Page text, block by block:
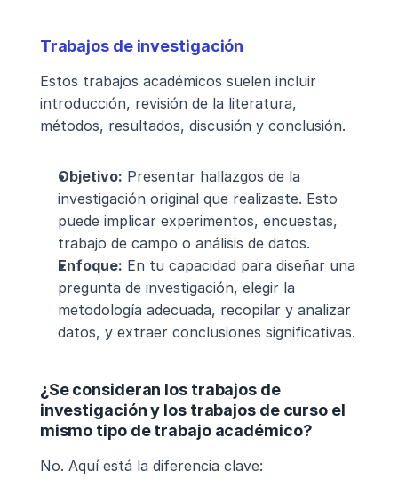
Trabajos de investigación
Estos trabajos académicos suelen incluir
introducción, revisión de la literatura,
métodos, resultados, discusión y conclusión.
Objetivo: Presentar hallazgos de la
investigación original que realizaste. Esto
puede implicar experimentos, encuestas,
trabajo de campo o análisis de datos.
Enfoque: En tu capacidad para diseñar una
pregunta de investigación, elegir la
metodología adecuada, recopilar y analizar
datos, y extraer conclusiones significativas.
¿Se consideran los trabajos de
investigación y los trabajos de curso el
mismo tipo de trabajo académico?
No. Aquí está la diferencia clave: